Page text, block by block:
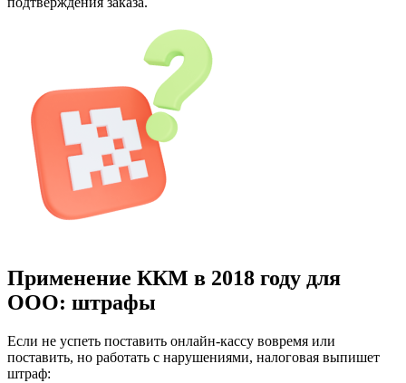
Применение ККМ в 2018 году для
ООО: штрафы
Если не успеть поставить онлайн-кассу вовремя или
поставить, но работать с нарушениями, налоговая выпишет
штраф: